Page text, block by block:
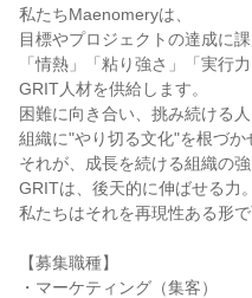
私たちMaenomeryは、
目標やプロジェクトの達成に
「情熱」「粘り強さ」「実行
GRIT人材を供給します。
困難に向き合い、挑み続ける人
組織に"やり切る文化"を根づか
それが、成長を続ける組織の強
GRITは、後天的に伸ばせる力。
私たちはそれを再現性ある形
【募集職種】
・マーケティング（集客）